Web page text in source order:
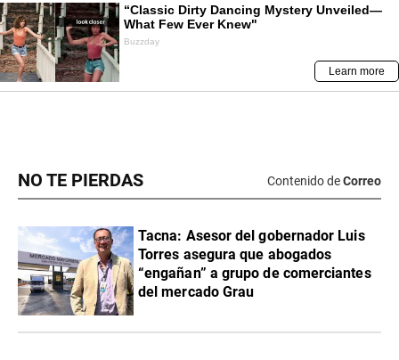
NO TE PIERDAS Contenido deCorreo
Tacna: Asesor del gobernador Luis
Torres asegura que abogados
“engañan” a grupo de comerciantes
del mercado Grau